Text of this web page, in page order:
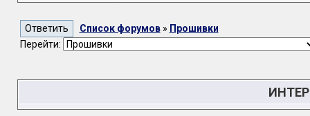
Список форумов» Прошивки
Перейти: